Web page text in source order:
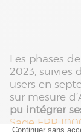
Les phases
2023, suivies
users en
sur mesure
pu intégrer
Sage FRP